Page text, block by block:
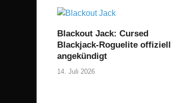
Blackout Jack: Cursed
Blackjack-Roguelite offiziell
angekündigt
14. Juli 2026